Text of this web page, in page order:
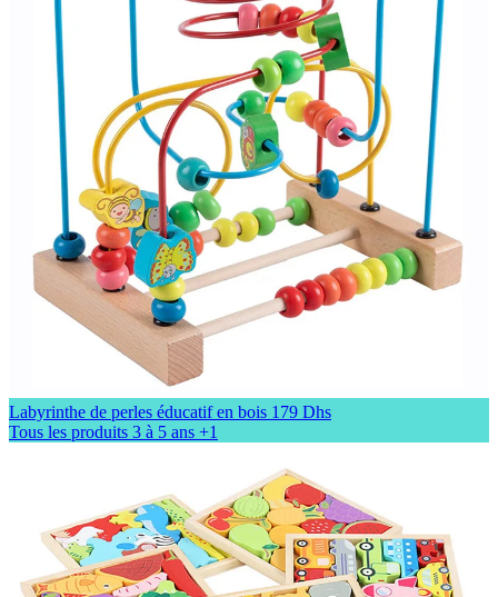
Labyrinthe de perles éducatif en bois 179 Dhs
Tous les produits 3 à 5 ans +1